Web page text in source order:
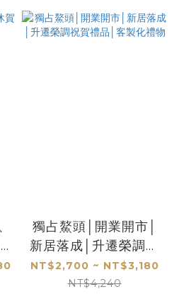
獨占鰲頭│開業開市│
新居落成│升遷榮調祝
賀禮品│客製化禮物
NT$2,700 ~ NT$3,180
NT$4,240